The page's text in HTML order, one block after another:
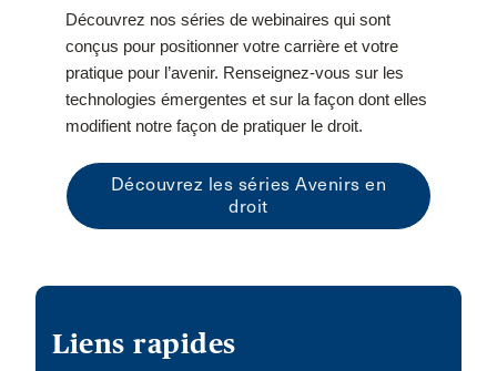
Découvrez nos séries de webinaires qui sont
conçus pour positionner votre carrière et votre
pratique pour l’avenir. Renseignez‑vous sur les
technologies émergentes et sur la façon dont elles
modifient notre façon de pratiquer le droit.
Découvrez les séries Avenirs en
droit
Liens rapides